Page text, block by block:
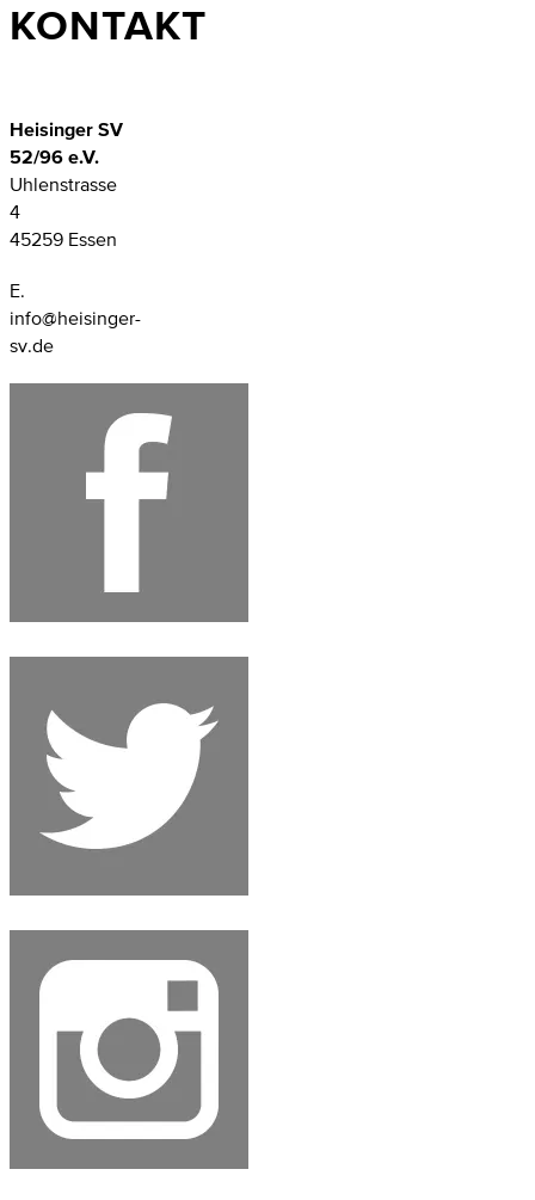
KONTAKT
Heisinger SV
52/96 e.V.
Uhlenstrasse
4
45259 Essen
E.
info@heisinger-
sv.de